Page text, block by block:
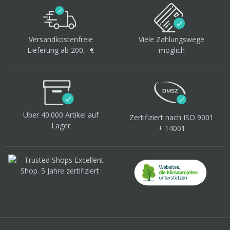
Versandkostenfreie
Lieferung ab 200,- €
Viele Zahlungswege
möglich
Über 40.000 Artikel auf
Lager
Zertifiziert nach ISO 9001
+ 14001